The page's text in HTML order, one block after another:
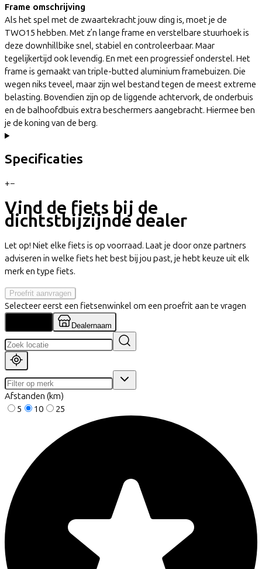
Frame omschrijving
Als het spel met de zwaartekracht jouw ding is, moet je de
TWO15 hebben. Met z’n lange frame en verstelbare stuurhoek is
deze downhillbike snel, stabiel en controleerbaar. Maar
tegelijkertijd ook levendig. En met een progressief onderstel. Het
frame is gemaakt van triple-butted aluminium framebuizen. Die
wegen niks teveel, maar zijn wel bestand tegen de meest extreme
belasting. Bovendien zijn op de liggende achtervork, de onderbuis
en de balhoofdbuis extra beschermers aangebracht. Hiermee ben
je de koning van de berg.
Specificaties
+−
Vind de fiets bij de
dichtstbijzijnde dealer
Let op! Niet elke fiets is op voorraad. Laat je door onze partners
adviseren in welke fiets het best bij jou past, je hebt keuze uit elk
merk en type fiets.
Proefrit aanvragen
Selecteer eerst een fietsenwinkel om een proefrit aan te vragen
Dealernaam
Afstanden (km)
5
10 25